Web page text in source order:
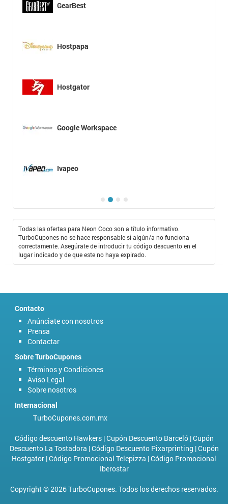
GearBest
Hostpapa
Hostgator
Google Workspace
Ivapeo
Todas las ofertas para Neon Coco son a título informativo.
TurboCupones no se hace responsable si algún/a no funciona
correctamente. Asegúrate de introducir tu código descuento en el
lugar indicado y de que este no haya expirado.
Contacto
Anúnciate con nosotros
Prensa
Contactar
Sobre TurboCupones
Términos y Condiciones
Aviso Legal
Sobre nosotros
Internacional
TurboCupones.com.mx
Código descuento Hawkers|Cupón Descuento Barceló|Cupón
Descuento La Tostadora |Código Descuento Pixarprinting |Cupón
Hostgator |Código Promocional Telepizza |Código Promocional
Iberostar
Copyright © 2026 TurboCupones. Todos los derechos reservados.